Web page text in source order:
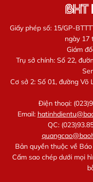
Giấy phép số: 15/GP-
ngày 17
Giám
Trụ sở chính: Số 22,
Cơ sở 2: Số 01, đường Võ
Điện thoại:
Email:
QC:
Bản quyền thuộc về
Cấm sao chép dưới mọi